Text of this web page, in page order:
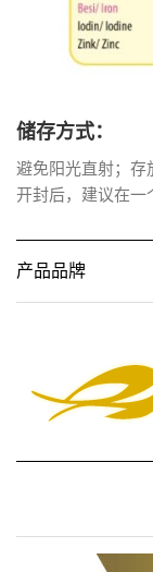
储存方式：
避免阳光直射；存
开封后，建议在一
产品品牌